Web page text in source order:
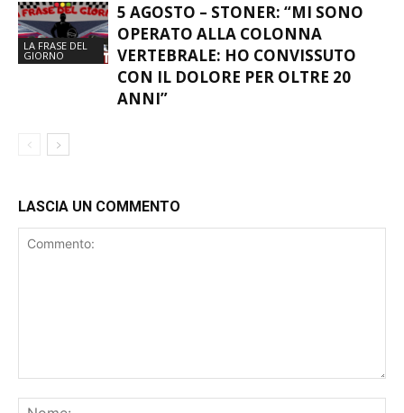
LA FRASE DEL
GIORNO
5 AGOSTO – STONER: “MI SONO
OPERATO ALLA COLONNA
VERTEBRALE: HO CONVISSUTO
CON IL DOLORE PER OLTRE 20
ANNI”
LASCIA UN COMMENTO